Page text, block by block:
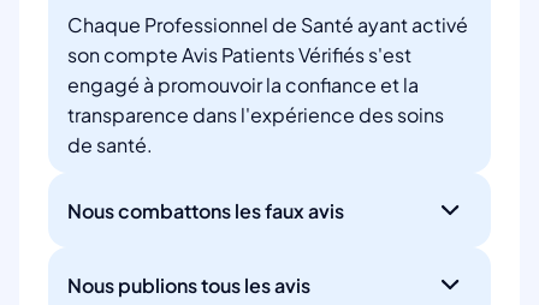
Chaque Professionnel de Santé ayant activé
son compte Avis Patients Vérifiés s'est
engagé à promouvoir la confiance et la
transparence dans l'expérience des soins
de santé.
Nous combattons les faux avis
Nous publions tous les avis